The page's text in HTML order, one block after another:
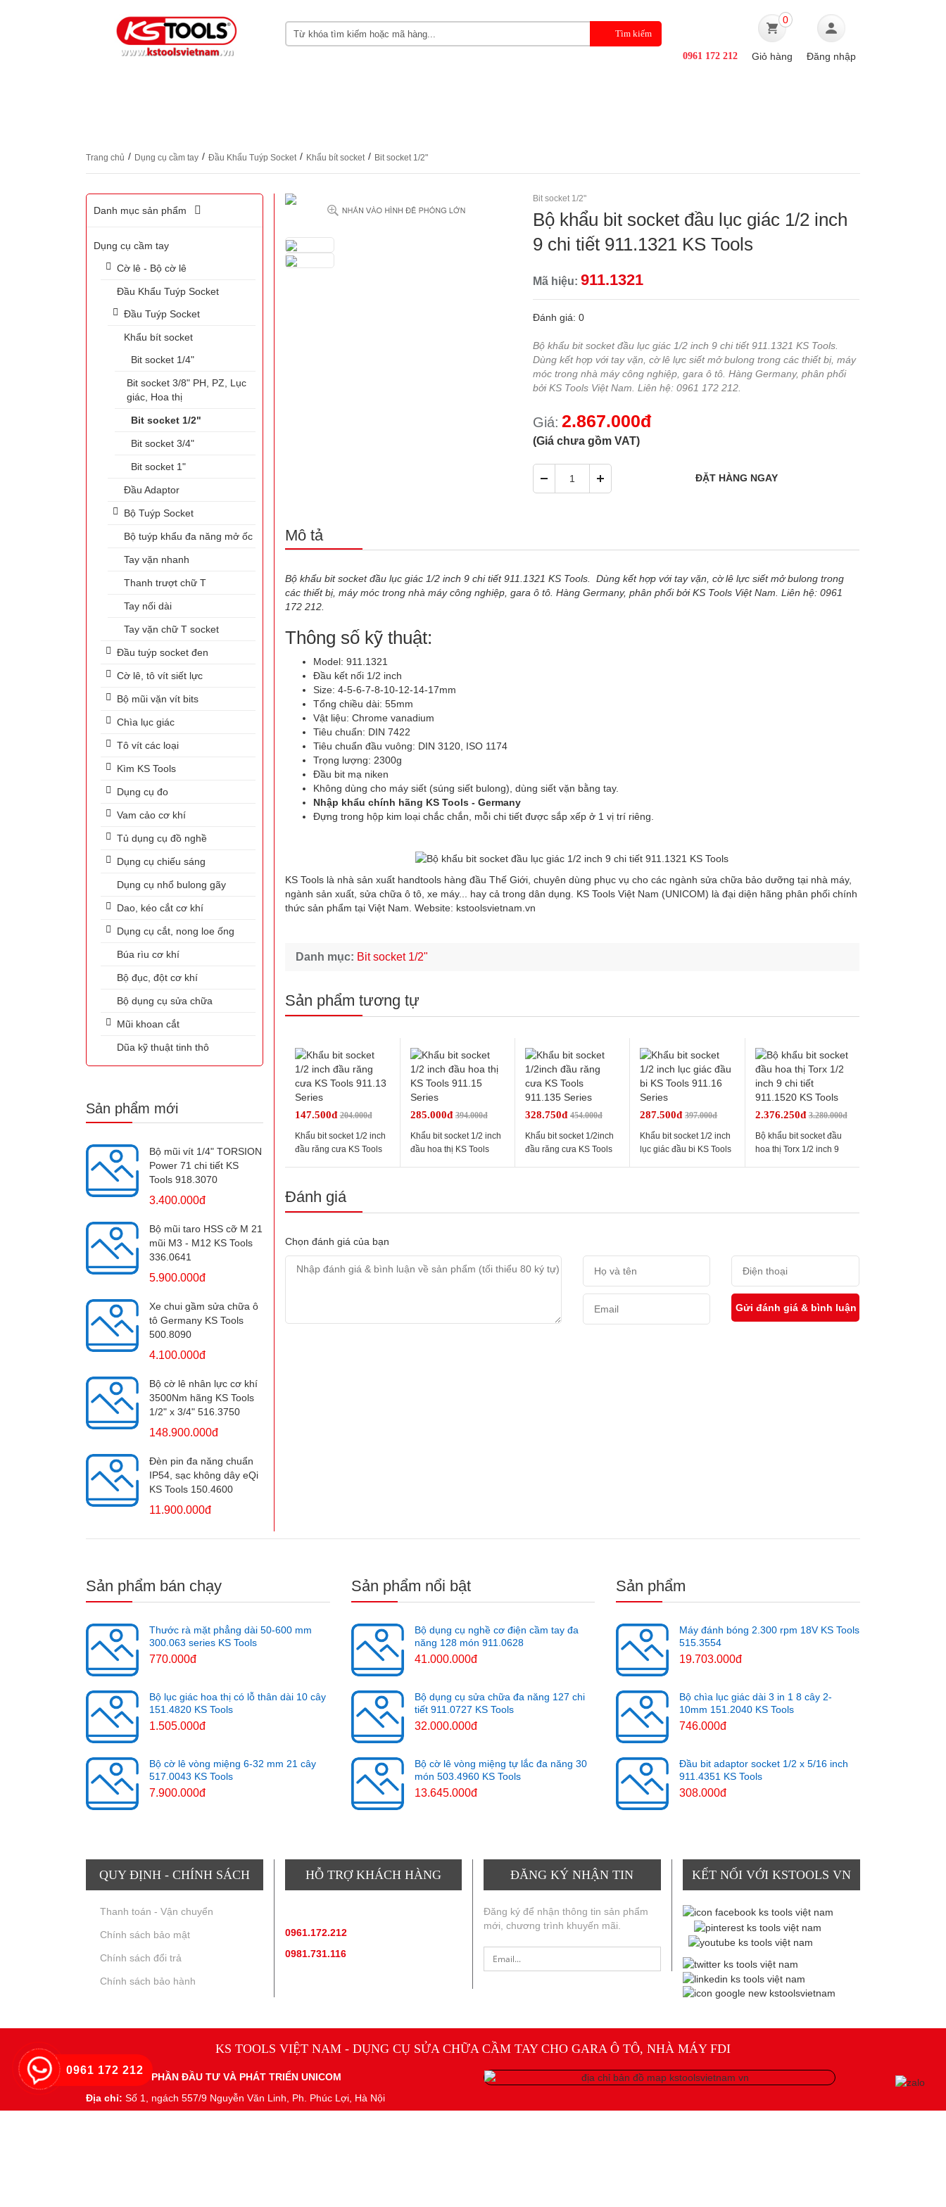
0961 172 212
0
Giỏ hàng Đăng nhập
Trang chủ / Dụng cụ cầm tay / Đầu Khẩu Tuýp Socket / Khẩu bít socket / Bit socket 1/2"
Danh mục sản phẩm
Dụng cụ cầm tay
Cờ lê - Bộ cờ lê
Đầu Khẩu Tuýp Socket
Đầu Tuýp Socket
Khẩu bít socket
Bit socket 1/4"
Bit socket 3/8" PH, PZ, Lục
giác, Hoa thị
Bit socket 1/2"
Bit socket 3/4"
Bit socket 1"
Đầu Adaptor
Bộ Tuýp Socket
Bộ tuýp khẩu đa năng mở ốc
Tay vặn nhanh
Thanh trượt chữ T
Tay nối dài
Tay vặn chữ T socket
Đầu tuýp socket đen
Cờ lê, tô vít siết lực
Bộ mũi vặn vít bits
Chìa lục giác
Tô vít các loại
Kìm KS Tools
Dụng cụ đo
Vam cảo cơ khí
Tủ dụng cụ đồ nghề
Dụng cụ chiếu sáng
Dụng cụ nhổ bulong gãy
Dao, kéo cắt cơ khí
Dụng cụ cắt, nong loe ống
Búa rìu cơ khí
Bộ đục, đột cơ khí
Bộ dụng cụ sửa chữa
Mũi khoan cắt
Dũa kỹ thuật tinh thô
Sản phẩm mới
Bộ mũi vít 1/4" TORSION
Power 71 chi tiết KS
Tools 918.3070
3.400.000đ
Bộ mũi taro HSS cỡ M 21
mũi M3 - M12 KS Tools
336.0641
5.900.000đ
Xe chui gầm sửa chữa ô
tô Germany KS Tools
500.8090
4.100.000đ
Bộ cờ lê nhân lực cơ khí
3500Nm hãng KS Tools
1/2" x 3/4" 516.3750
148.900.000đ
Đèn pin đa năng chuẩn
IP54, sạc không dây eQi
KS Tools 150.4600
11.900.000đ
Bit socket 1/2"
Bộ khẩu bit socket đầu lục giác 1/2 inch
9 chi tiết 911.1321 KS Tools
Mã hiệu:911.1321
Đánh giá: 0
Bộ khẩu bit socket đầu lục giác 1/2 inch 9 chi tiết 911.1321 KS Tools.
Dùng kết hợp với tay vặn, cờ lê lực siết mở bulong trong các thiết bị, máy
móc trong nhà máy công nghiệp, gara ô tô. Hàng Germany, phân phối
bởi KS Tools Việt Nam. Liên hệ: 0961 172 212.
Giá: 2.867.000đ
(Giá chưa gồm VAT)
Mô tả
Bộ khẩu bit socket đầu lục giác 1/2 inch 9 chi tiết 911.1321 KS Tools. Dùng kết hợp với tay vặn, cờ lê lực siết mở bulong trong
các thiết bị, máy móc trong nhà máy công nghiệp, gara ô tô. Hàng Germany, phân phối bởi KS Tools Việt Nam. Liên hệ: 0961
172 212.
Thông số kỹ thuật:
Model: 911.1321
Đầu kết nối 1/2 inch
Size: 4-5-6-7-8-10-12-14-17mm
Tổng chiều dài: 55mm
Vật liệu: Chrome vanadium
Tiêu chuẩn: DIN 7422
Tiêu chuẩn đầu vuông: DIN 3120, ISO 1174
Trọng lượng: 2300g
Đầu bit mạ niken
Không dùng cho máy siết (súng siết bulong), dùng siết vặn bằng tay.
Nhập khẩu chính hãng KS Tools - Germany
Đựng trong hộp kim loại chắc chắn, mỗi chi tiết được sắp xếp ở 1 vị trí riêng.
KS Tools là nhà sản xuất handtools hàng đầu Thế Giới, chuyên dùng phục vụ cho các ngành sửa chữa bảo dưỡng tại nhà máy,
ngành sản xuất, sửa chữa ô tô, xe máy... hay cả trong dân dụng. KS Tools Việt Nam (UNICOM) là đại diện hãng phân phối chính
thức sản phẩm tại Việt Nam. Website: kstoolsvietnam.vn
Danh mục: Bit socket 1/2"
Sản phẩm tương tự
147.500đ204.000đ
Khẩu bit socket 1/2 inch
đầu răng cưa KS Tools
285.000đ 394.000đ
Khẩu bit socket 1/2 inch
đầu hoa thị KS Tools
328.750đ454.000đ
Khẩu bit socket 1/2inch
đầu răng cưa KS Tools
287.500đ397.000đ
Khẩu bit socket 1/2 inch
lục giác đầu bi KS Tools
2.376.250đ3.280.000đ
Bộ khẩu bit socket đầu
hoa thị Torx 1/2 inch 9
Đánh giá
Chọn đánh giá của bạn
Sản phẩm bán chạy
Thước rà mặt phẳng dài 50-600 mm
300.063 series KS Tools
770.000đ
Bộ lục giác hoa thị có lỗ thân dài 10 cây
151.4820 KS Tools
1.505.000đ
Bộ cờ lê vòng miệng 6-32 mm 21 cây
517.0043 KS Tools
7.900.000đ
Sản phẩm nổi bật
Bộ dụng cụ nghề cơ điện cầm tay đa
năng 128 món 911.0628
41.000.000đ
Bộ dụng cụ sửa chữa đa năng 127 chi
tiết 911.0727 KS Tools
32.000.000đ
Bộ cờ lê vòng miệng tự lắc đa năng 30
món 503.4960 KS Tools
13.645.000đ
Sản phẩm
Máy đánh bóng 2.300 rpm 18V KS Tools
515.3554
19.703.000đ
Bộ chìa lục giác dài 3 in 1 8 cây 2-
10mm 151.2040 KS Tools
746.000đ
Đầu bit adaptor socket 1/2 x 5/16 inch
911.4351 KS Tools
308.000đ
QUY ĐỊNH - CHÍNH SÁCH
Thanh toán - Vận chuyển
Chính sách bảo mật
Chính sách đổi trả
Chính sách bảo hành
HỖ TRỢ KHÁCH HÀNG
0961.172.212
0981.731.116
ĐĂNG KÝ NHẬN TIN
Đăng ký để nhận thông tin sản phẩm
mới, chương trình khuyến mãi.
KẾT NỐI VỚI KSTOOLS VN
KS TOOLS VIỆT NAM - DỤNG CỤ SỬA CHỮA CẦM TAY CHO GARA Ô TÔ, NHÀ MÁY FDI
CÔNG TY CỔ PHẦN ĐẦU TƯ VÀ PHÁT TRIỂN UNICOM
Địa chỉ: Số 1, ngách 557/9 Nguyễn Văn Linh, Ph. Phúc Lợi, Hà Nội
0961 172 212